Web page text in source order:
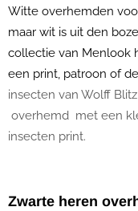
Witte overhemden
maar wit is uit den
collectie van Menlook
een print, patroon of
insecten van Wolff
overhemd met een
insecten print.
Zwarte heren